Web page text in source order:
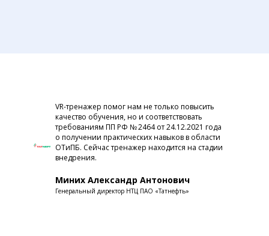
VR-тренажер помог нам не только повысить
качество обучения, но и соответствовать
требованиям ПП РФ № 2464 от 24.12.2021 года
о получении практических навыков в области
ОТиПБ. Сейчас тренажер находится на стадии
внедрения.
Миних Александр Антонович
Генеральный директор НТЦ ПАО «Татнефть»